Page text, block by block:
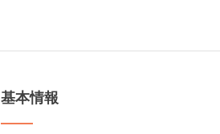
基本情報